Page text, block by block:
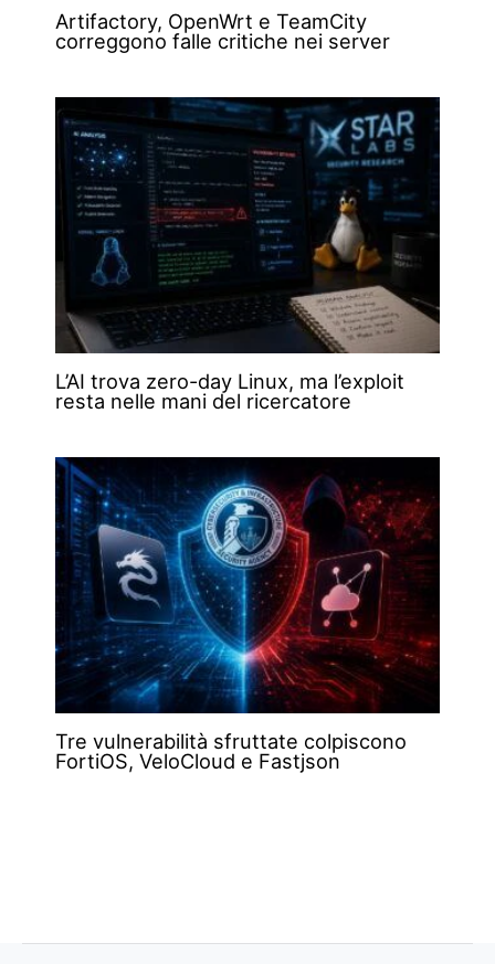
Artifactory, OpenWrt e TeamCity
correggono falle critiche nei server
L’AI trova zero-day Linux, ma l’exploit
resta nelle mani del ricercatore
Tre vulnerabilità sfruttate colpiscono
FortiOS, VeloCloud e Fastjson